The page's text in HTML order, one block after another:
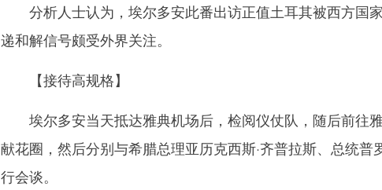
分析人士认为，埃尔多安此番出访正值土耳其被西方国
递和解信号颇受外界关注。
【接待高规格】
埃尔多安当天抵达雅典机场后，检阅仪仗队，随后前往
献花圈，然后分别与希腊总理亚历克西斯·齐普拉斯、总统普
行会谈。